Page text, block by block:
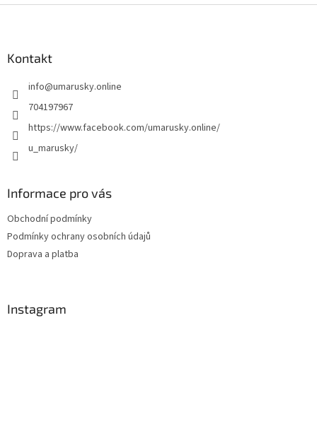
Kontakt
info@umarusky.online
704197967
https://www.facebook.com/umarusky.online/
u_marusky/
Informace pro vás
Obchodní podmínky
Podmínky ochrany osobních údajů
Doprava a platba
Instagram